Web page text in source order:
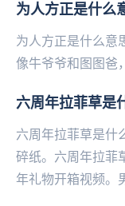
为人方正是什么
为人方正是什么意
像‌‌‌‌‌‌‌‌‌‌‌牛爷爷和图图爸
六周年拉菲草是
六周年拉菲草是什
碎纸。六周年拉菲
年礼物开箱视频。